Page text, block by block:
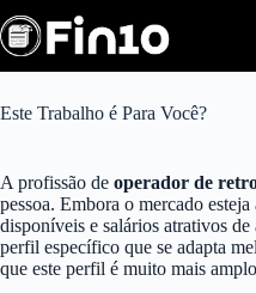
para
o
conteúdo
Este Trabalho é Para Você?
A profissão de operador de
pessoa. Embora o mercado
disponíveis e salários atrativos
perfil específico que se adapta
que este perfil é muito mais